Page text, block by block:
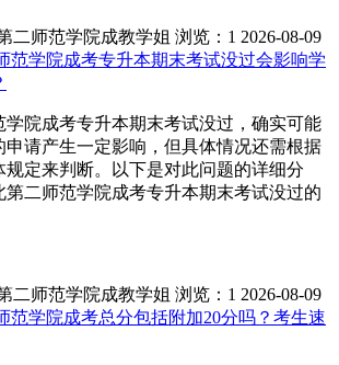
二师范学院成教学姐 浏览：1 2026-08-09
范学院成考专升本期末考试没过会影响学
学院成考专升本期末考试没过，确实可能
申请产生一定影响，但具体情况还需根据
规定来判断。以下是对此问题的详细分
第二师范学院成考专升本期末考试没过的
二师范学院成教学姐 浏览：1 2026-08-09
范学院成考总分包括附加20分吗？考生速